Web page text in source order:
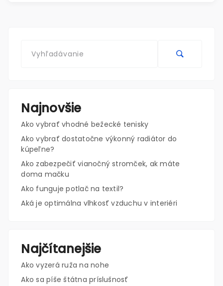
Najnovšie
Ako vybrať vhodné bežecké tenisky
Ako vybrať dostatočne výkonný radiátor do
kúpeľne?
Ako zabezpečiť vianočný stromček, ak máte
doma mačku
Ako funguje potlač na textil?
Aká je optimálna vlhkosť vzduchu v interiéri
Najčítanejšie
Ako vyzerá ruža na nohe
Ako sa píše štátna príslušnosť